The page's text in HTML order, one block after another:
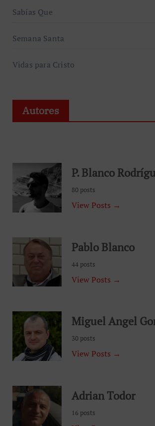
Sabías Que
Semana Santa
Vidas para Cristo
Autores
P. Blanco
80 posts
View Posts →
Pablo Blanco
44 posts
View Posts →
Miguel Angel
30 posts
View Posts →
Adrian Todor
16 posts